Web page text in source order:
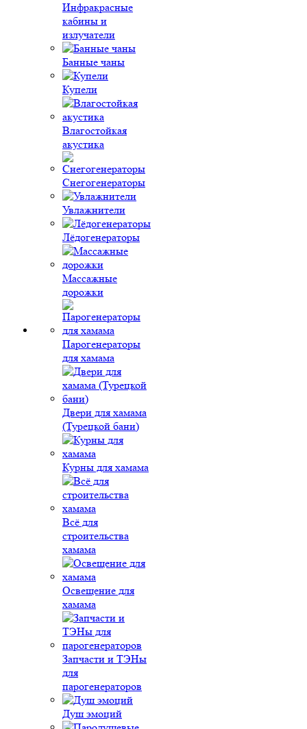
Инфракрасные
кабины и
излучатели
Банные чаны
Купели
Влагостойкая
акустика
Снегогенераторы
Увлажнители
Лёдогенераторы
Массажные
дорожки
Парогенераторы
для хамама
Двери для хамама
(Турецкой бани)
Курны для хамама
Всё для
строительства
хамама
Освещение для
хамама
Запчасти и ТЭНы
для
парогенераторов
Душ эмоций